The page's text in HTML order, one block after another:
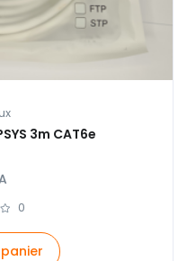
3m CAT6e
0